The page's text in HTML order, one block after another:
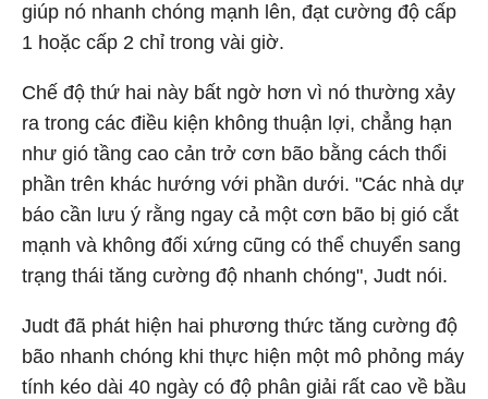
giúp nó nhanh chóng mạnh lên, đạt cường độ cấp
1 hoặc cấp 2 chỉ trong vài giờ.
Chế độ thứ hai này bất ngờ hơn vì nó thường xảy
ra trong các điều kiện không thuận lợi, chẳng hạn
như gió tầng cao cản trở cơn bão bằng cách thổi
phần trên khác hướng với phần dưới. "Các nhà dự
báo cần lưu ý rằng ngay cả một cơn bão bị gió cắt
mạnh và không đối xứng cũng có thể chuyển sang
trạng thái tăng cường độ nhanh chóng", Judt nói.
Judt đã phát hiện hai phương thức tăng cường độ
bão nhanh chóng khi thực hiện một mô phỏng máy
tính kéo dài 40 ngày có độ phân giải rất cao về bầu